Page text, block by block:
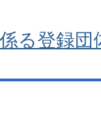
る登録